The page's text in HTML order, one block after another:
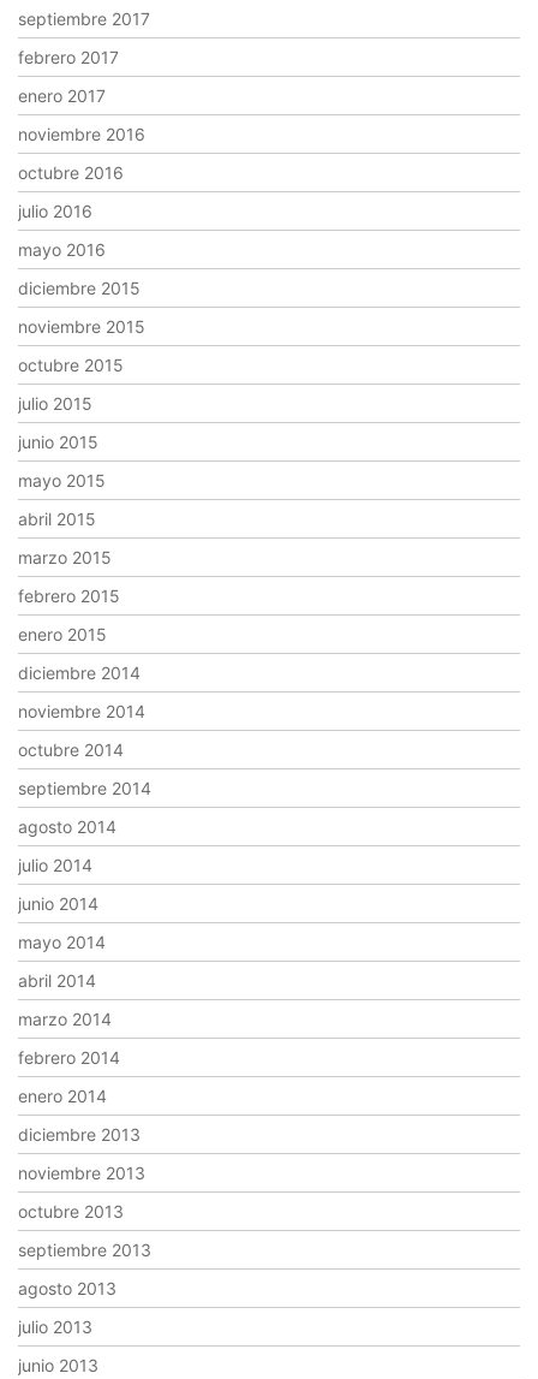
septiembre 2017
febrero 2017
enero 2017
noviembre 2016
octubre 2016
julio 2016
mayo 2016
diciembre 2015
noviembre 2015
octubre 2015
julio 2015
junio 2015
mayo 2015
abril 2015
marzo 2015
febrero 2015
enero 2015
diciembre 2014
noviembre 2014
octubre 2014
septiembre 2014
agosto 2014
julio 2014
junio 2014
mayo 2014
abril 2014
marzo 2014
febrero 2014
enero 2014
diciembre 2013
noviembre 2013
octubre 2013
septiembre 2013
agosto 2013
julio 2013
junio 2013